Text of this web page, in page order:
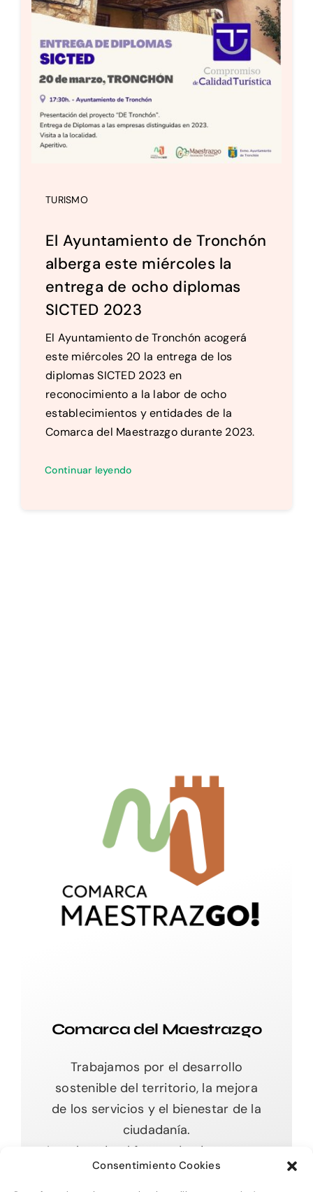
Consentimiento Cookies
TURISMO
El Ayuntamiento de Tronchón
alberga este miércoles la
entrega de ocho diplomas
SICTED 2023
El Ayuntamiento de Tronchón acogerá
este miércoles 20 la entrega de los
diplomas SICTED 2023 en
reconocimiento a la labor de ocho
establecimientos y entidades de la
Comarca del Maestrazgo durante 2023.
Continuar leyendo
Comarca del Maestrazgo
Trabajamos por el desarrollo
sostenible del territorio, la mejora
de los servicios y el bienestar de la
ciudadanía.
Impulsando el futuro desde nuestras
raíces.